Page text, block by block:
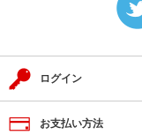
ログイン
お支払い方法